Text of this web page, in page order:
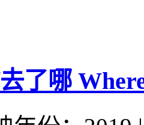
了哪